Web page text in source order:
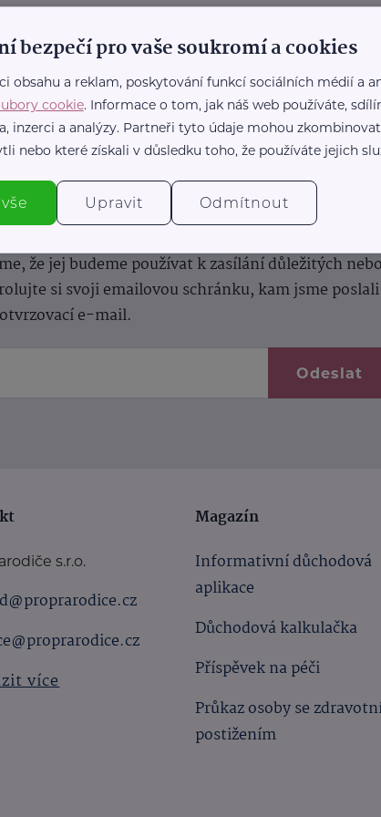
pro prarodiče
že jej budeme používat k zasílání důležitých nebo
si svoji emailovou schránku, kam jsme poslali
e-mail.
Odeslat
s.r.o.
více
Magazín
Informativní důchodová
aplikace
Důchodová kalkulačka
Příspěvek na péči
Průkaz osoby se
postižením
bezpečí pro vaše soukromí a cookies
obsahu a reklam, poskytování funkcí sociálních médií a
cookie. Informace o tom, jak náš web používáte,
inzerci a analýzy. Partneři tyto údaje mohou
nebo které získali v důsledku toho, že používáte jejich
Upravit Odmítnout